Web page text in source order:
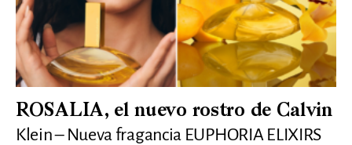
ROSALIA, el nuevo rostro de Calvin
Klein – Nueva fragancia EUPHORIA ELIXIRS